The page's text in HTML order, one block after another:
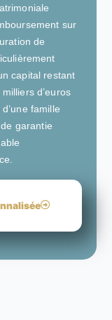
sur
de
capital restant
d’euros
famille
garantie